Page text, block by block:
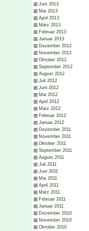
Juni 2013
Mai 2013
April 2013
März 2013
Februar 2013
Januar 2013
Dezember 2012
November 2012
Oktober 2012
September 2012
August 2012
Juli 2012
Juni 2012
Mai 2012
April 2012
März 2012
Februar 2012
Januar 2012
Dezember 2011
November 2011
Oktober 2011
September 2011
August 2011
Juli 2011
Juni 2011
Mai 2011
April 2011
März 2011
Februar 2011
Januar 2011
Dezember 2010
November 2010
Oktober 2010